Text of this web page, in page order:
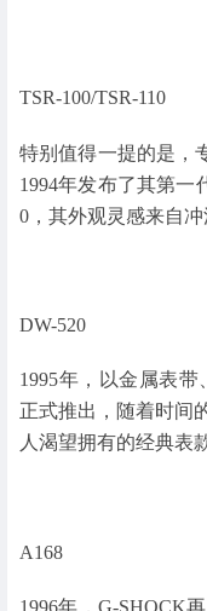
TSR-100/TSR-110
特别值得一提的是，
1994年发布了其第一
0，其外观灵感来自冲
DW-520
1995年，以金属表
正式推出，随着时间
人渴望拥有的经典表
A168
1996年，G-SHOCK